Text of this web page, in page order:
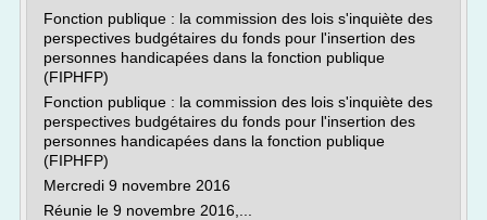
Fonction publique : la commission des lois s'inquiète des
perspectives budgétaires du fonds pour l'insertion des
personnes handicapées dans la fonction publique
(FIPHFP)
Fonction publique : la commission des lois s'inquiète des
perspectives budgétaires du fonds pour l'insertion des
personnes handicapées dans la fonction publique
(FIPHFP)
Mercredi 9 novembre 2016
Réunie le 9 novembre 2016,...